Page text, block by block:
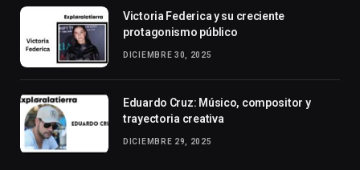
Victoria Federica y su creciente
protagonismo público
DICIEMBRE 30, 2025
Eduardo Cruz: Músico, compositor y
trayectoria creativa
DICIEMBRE 29, 2025